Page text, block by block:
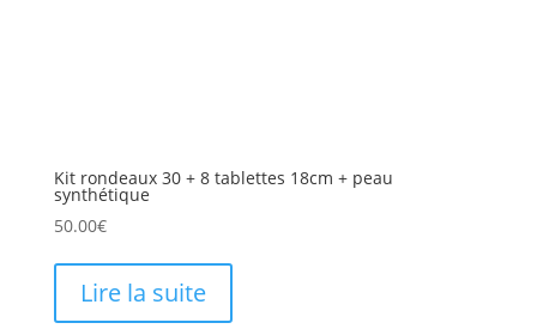
Kit rondeaux 30 + 8 tablettes 18cm + peau
synthétique
50.00€
Lire la suite